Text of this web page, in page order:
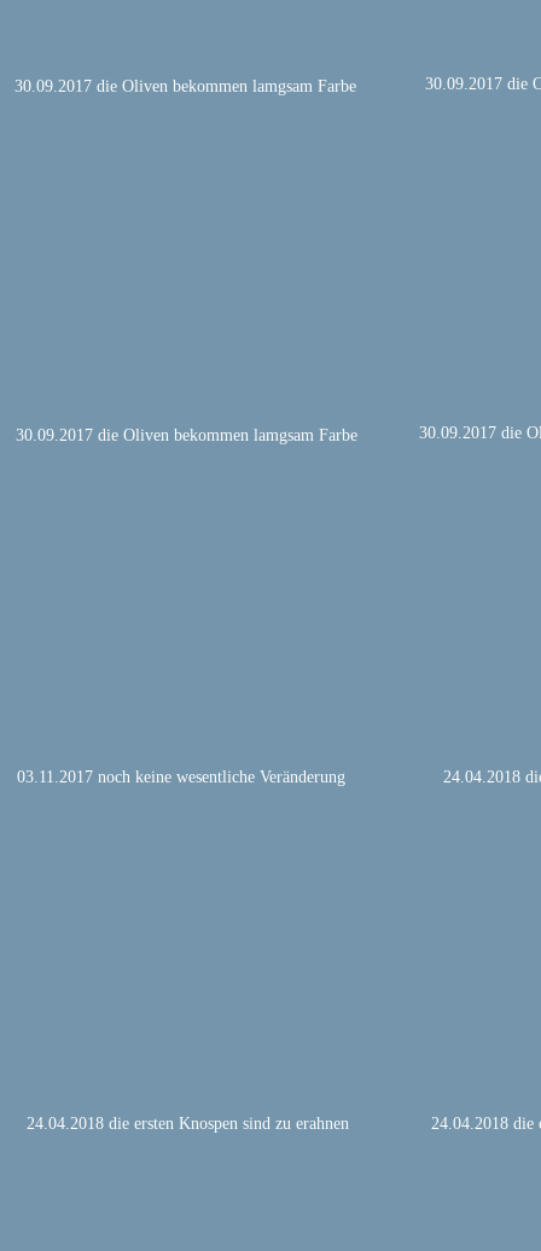
30.09.2017 die Oliven bekommen lamgsam Farbe 30.09.2017 die
30.09.2017 die Oliven bekommen lamgsam Farbe 30.09.2017 die
03.11.2017 noch keine wesentliche Veränderung 24.04.2018
24.04.2018 die ersten Knospen sind zu erahnen 24.04.2018 die